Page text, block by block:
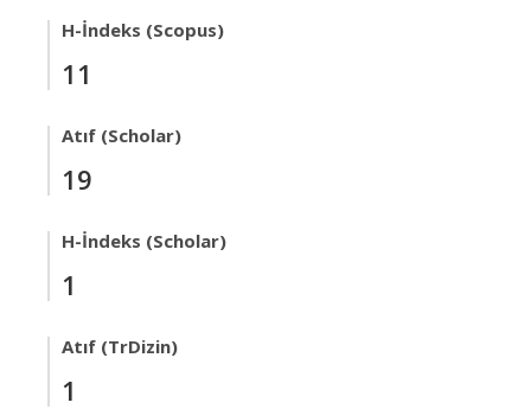
H-İndeks (Scopus)
11
Atıf (Scholar)
19
H-İndeks (Scholar)
1
Atıf (TrDizin)
1